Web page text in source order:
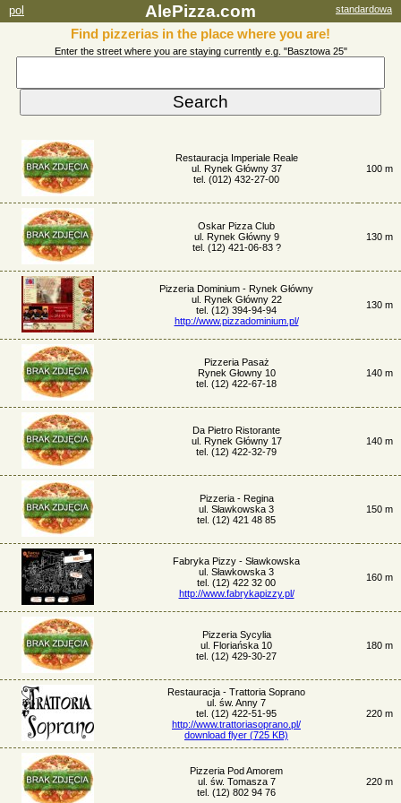
pol AlePizza.com standardowa
Find pizzerias in the place where you are!
Enter the street where you are staying currently e.g. "Basztowa 25"
Restauracja Imperiale Reale
ul. Rynek Główny 37
tel. (012) 432-27-00
100 m
Oskar Pizza Club
ul. Rynek Główny 9
tel. (12) 421-06-83 ?
130 m
Pizzeria Dominium - Rynek Główny
ul. Rynek Główny 22
tel. (12) 394-94-94
http://www.pizzadominium.pl/
130 m
Pizzeria Pasaż
Rynek Głowny 10
tel. (12) 422-67-18
140 m
Da Pietro Ristorante
ul. Rynek Główny 17
tel. (12) 422-32-79
140 m
Pizzeria - Regina
ul. Sławkowska 3
tel. (12) 421 48 85
150 m
Fabryka Pizzy - Sławkowska
ul. Sławkowska 3
tel. (12) 422 32 00
http://www.fabrykapizzy.pl/
160 m
Pizzeria Sycylia
ul. Floriańska 10
tel. (12) 429-30-27
180 m
Restauracja - Trattoria Soprano
ul. św. Anny 7
tel. (12) 422-51-95
http://www.trattoriasoprano.pl/
download flyer (725 KB)
220 m
Pizzeria Pod Amorem
ul. św. Tomasza 7
tel. (12) 802 94 76
220 m